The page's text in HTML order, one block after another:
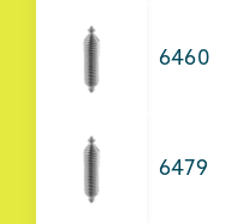
6460
6479